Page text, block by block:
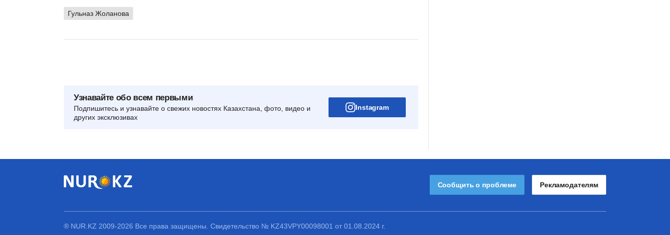
Гульназ Жоланова
Узнавайте обо всем первыми
Подпишитесь и узнавайте о свежих новостях Казахстана, фото, видео и
других эксклюзивах
Instagram
Сообщить о проблеме Рекламодателям
® NUR.KZ 2009-2026 Все права защищены. Свидетельство № KZ43VPY00098001 от 01.08.2024 г.